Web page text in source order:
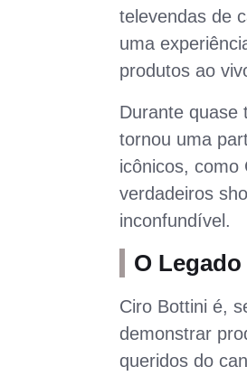
televendas de
uma
produtos ao
Durante quase
tornou uma
icônicos, como
verdadeiros
inconfundível.
O
Ciro Bottini é,
demonstrar
queridos do